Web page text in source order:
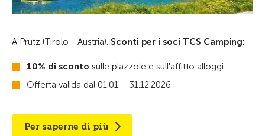
A Prutz (Tirolo - Austria). Sconti per i soci TCS Camping:
10% di sconto sulle piazzole e sull'affitto alloggi
Offerta valida dal 01.01. - 31.12.2026
Per saperne di più